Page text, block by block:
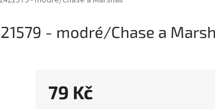
- modré/Chase a
79 Kč